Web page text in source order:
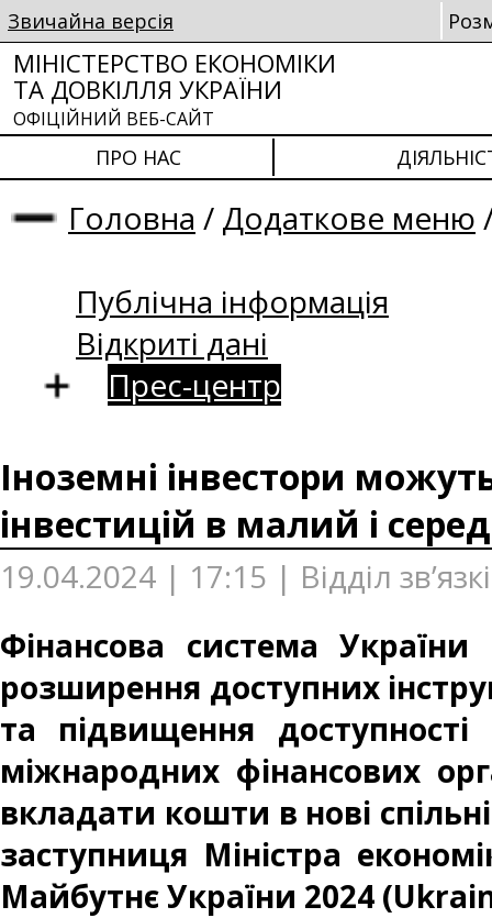
Звичайна версія
МІНІСТЕРСТВО ЕКОНОМІКИ
ТА ДОВКІЛЛЯ УКРАЇНИ
ОФІЦІЙНИЙ ВЕБ-САЙТ
ПРО НАС
Головна / Додаткове меню
Публічна інформація
Відкриті дані
Прес-центр
Іноземні інвестори
інвестицій в малий і
19.04.2024 | 17:15 | Відділ
Фінансова система
розширення доступних
та підвищення
міжнародних фінансових
вкладати кошти в нові
заступниця Міністра
Майбутнє України 2024